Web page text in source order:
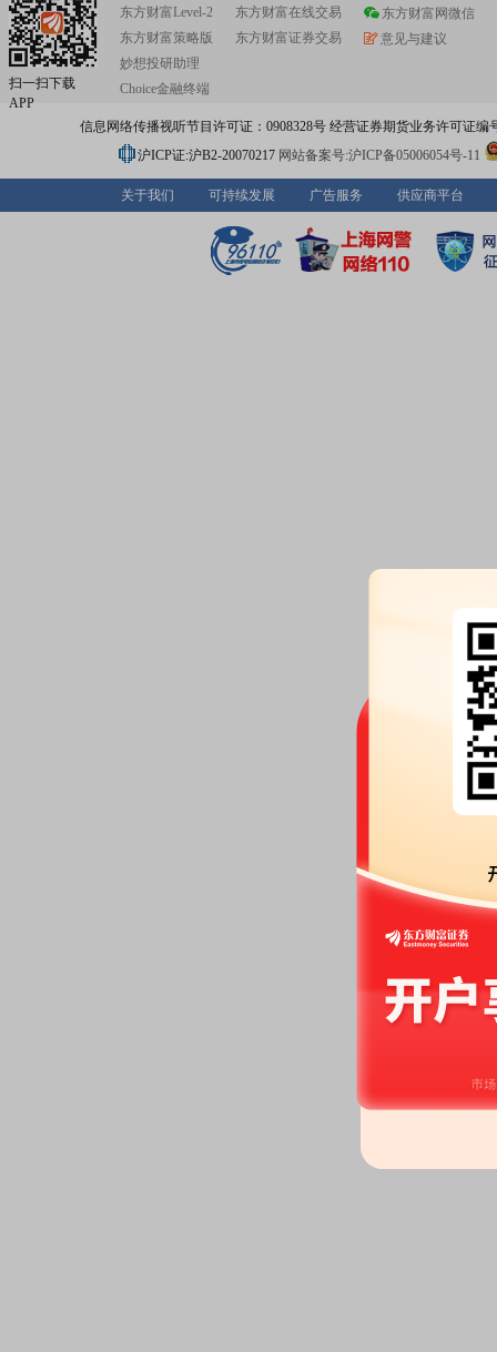
扫一扫下载
APP
东方财富Level-2
东方财富策略版
妙想投研助理
Choice金融终端
东方财富在线交易
东方财富证券交易
东方财富网微信
意见与建议
信息网络传播视听节目许可证：0908328号 经营证券期货业务许可证编
沪ICP证:沪B2-20070217 网站备案号:沪ICP备05006054号-11
关于我们 可持续发展 广告服务 供应商平台